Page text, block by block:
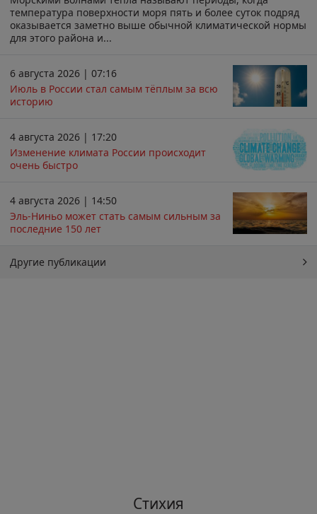
температура поверхности моря пять и более суток подряд
оказывается заметно выше обычной климатической нормы
для этого района и...
6 августа 2026 | 07:16
Июль в России стал самым тёплым за всю
историю
4 августа 2026 | 17:20
Изменение климата России происходит
очень быстро
4 августа 2026 | 14:50
Эль-Ниньо может стать самым сильным за
последние 150 лет
Другие публикации
Стихия